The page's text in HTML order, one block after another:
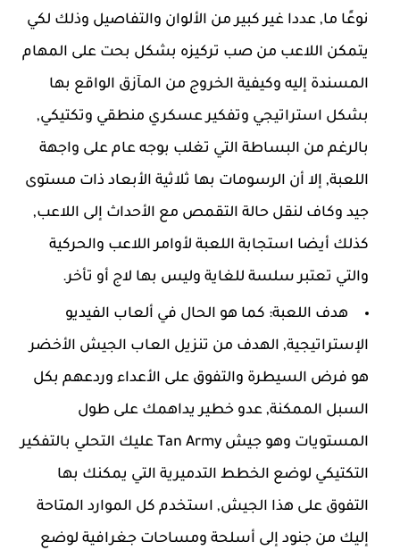
نوعًا ما, عددا غير كبير من الألوان والتفاصيل وذلك لكي
يتمكن اللاعب من صب تركيزه بشكل بحت على المهام
المسندة إليه وكيفية الخروج من المآزق الواقع بها
بشكل استراتيجي وتفكير عسكري منطقي وتكتيكي,
بالرغم من البساطة التي تغلب بوجه عام على واجهة
اللعبة, إلا أن الرسومات بها ثلاثية الأبعاد ذات مستوى
جيد وكاف لنقل حالة التقمص مع الأحداث إلى اللاعب,
كذلك أيضا استجابة اللعبة لأوامر اللاعب والحركية
والتي تعتبر سلسة للغاية وليس بها لاج أو تأخر.
هدف اللعبة: كما هو الحال في ألعاب الفيديو
الإستراتيجية, الهدف من تنزيل العاب الجيش الأخضر
هو فرض السيطرة والتفوق على الأعداء وردعهم بكل
السبل الممكنة, عدو خطير يداهمك على طول
المستويات وهو جيش Tan Army عليك التحلي بالتفكير
التكتيكي لوضع الخطط التدميرية التي يمكنك بها
التفوق على هذا الجيش, استخدم كل الموارد المتاحة
إليك من جنود إلى أسلحة ومساحات جغرافية لوضع